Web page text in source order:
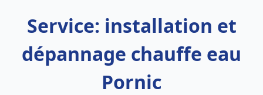
Service: installation et
dépannage chauffe eau
Pornic